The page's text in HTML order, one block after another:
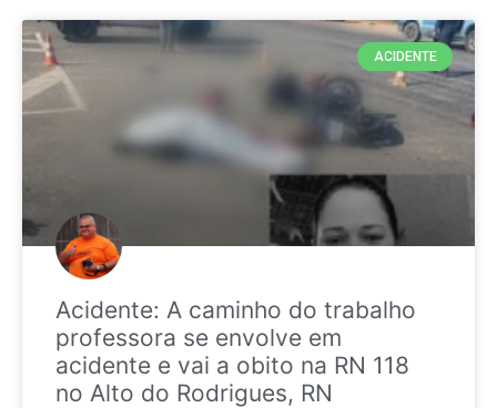
ACIDENTE
Acidente: A caminho do trabalho
professora se envolve em
acidente e vai a obito na RN 118
no Alto do Rodrigues, RN